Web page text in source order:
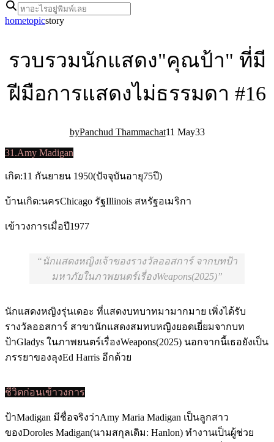
hometopicstory
รวบรวมนักแสดง"คุณป้า" ที่มี
ฝีมือการแสดงไม่ธรรมดา #16
Panchud Thammachat11 May33
31.Amy Madigan
เกิด:11 กันยายน 1950(ปัจจุบันอายุ75ปี)
บ้านเกิด:นครChicago รัฐIllinois สหรัฐอเมริกา
เข้าวงการเมื่อปี1977
นักแสดงหญิงเจ้าของรางวัลออสการ์ จากบทป้า
มหาภัยในภาพยนตร์เรื่องWeapons(2025)
นักแสดงหญิงรุ่นเดอะ ที่แสดงบทบาทมามากมาย เพิ่งได้รับ
รางวัลออสการ์ สาขานักแสดงสมทบหญิงยอดเยี่ยมจากบท
ป้าGladys ในภาพยนตร์เรื่องWeapons(2025) นอกจากนี้เธอยังเป็น
ภรรยาของลุงEd Harris อีกด้วย
ชีวิตก่อนเข้าวงการ
ป้าMadigan มีชื่อจริงว่าAmy Maria Madigan เป็นลูกสาว
ของDoroles Madigan(นามสกุลเดิม: Hanlon) ทำงานเป็นผู้ช่วย